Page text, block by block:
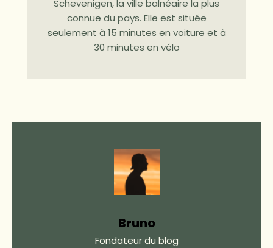
Schevenigen, la ville balnéaire la plus
connue du pays. Elle est située
seulement à 15 minutes en voiture et à
30 minutes en vélo
Bruno
Fondateur du blog